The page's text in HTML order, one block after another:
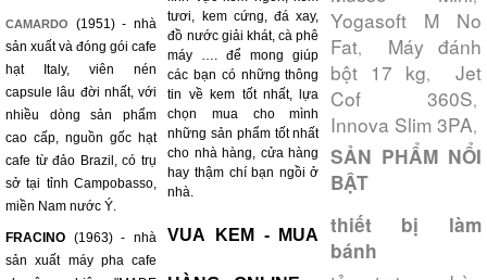
CAMARDO
(1951) - nhà
sản xuất và đóng gói cafe
hạt Italy, viên nén
capsule lâu đời nhất, với
nhiều dòng sản phẩm
cao cấp, nguồn gốc hạt
cafe từ đảo Brazil, có trụ
sở tại tỉnh Campobasso,
miền Nam nước Ý.
FRACINO (1963) - nhà
sản xuất máy pha cafe
tươi, kem cứng, đá xay,
đồ nước giải khát, cà phê
máy …. để mong giúp
các bạn có những thông
tin về kem tốt nhất, lựa
chọn mua cho mình
những sản phẩm tốt nhất
cho nhà hàng, cửa hàng
hay thậm chí bạn ngồi ở
nhà.
VUA KEM - MUA
Yogasoft M No
Fat, Máy đánh
bột 17 kg, Jet
Cof 360S,
Innova Slim 3PA,
SẢN PHẨM NỔI
BẬT
thiết bị làm
bánh